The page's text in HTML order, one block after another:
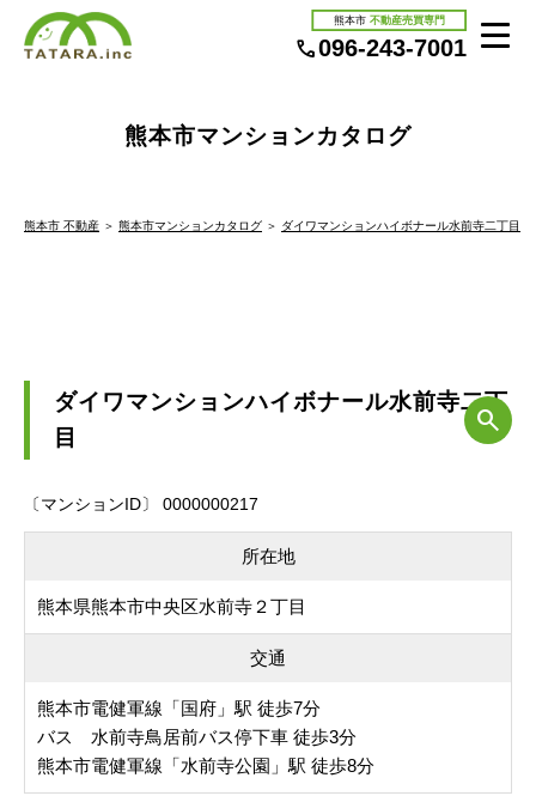
熊本市 不動産売買専門
096-243-7001
熊本市マンションカタログ
熊本市 不動産 ＞ 熊本市マンションカタログ ＞ ダイワマンションハイボナール水前寺二丁目
ダイワマンションハイボナール水前寺二丁
目
〔マンションID〕 0000000217
所在地
熊本県熊本市中央区水前寺２丁目
交通
熊本市電健軍線「国府」駅 徒歩7分
バス 水前寺鳥居前バス停下車 徒歩3分
熊本市電健軍線「水前寺公園」駅 徒歩8分